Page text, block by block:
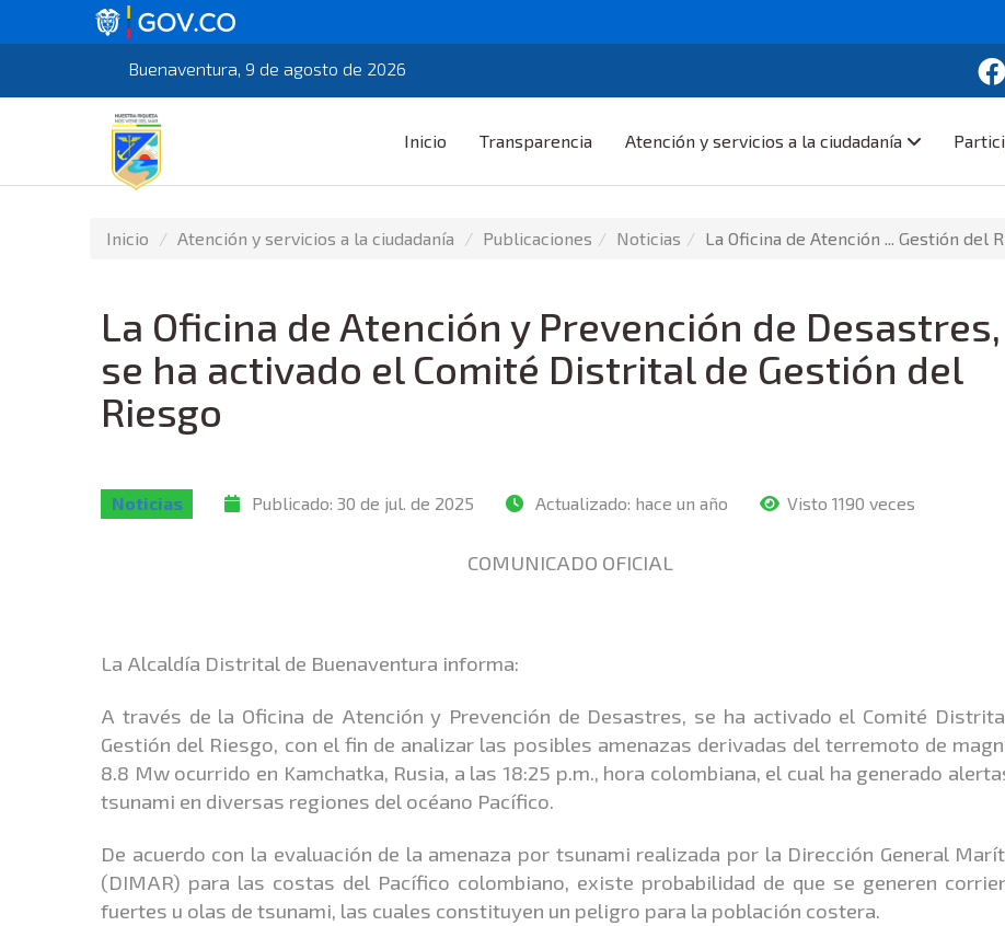
Buenaventura, 9 de agosto de 2026
Inicio Transparencia Atención y servicios a la ciudadanía
Inicio Atención y servicios a la ciudadanía Publicaciones Noticias La Oficina de Atención ... Gestión del
La Oficina de Atención y Prevención de Desastres,
se ha activado el Comité Distrital de Gestión del
Riesgo
Noticias Publicado:30 de jul. de 2025 Actualizado: hace un año Visto 1190 veces
COMUNICADO OFICIAL
La Alcaldía Distrital de Buenaventura informa:
A través de la Oficina de Atención y Prevención de Desastres, se ha activado el Comité
Gestión del Riesgo, con el fin de analizar las posibles amenazas derivadas del terremoto de
8.8 Mw ocurrido en Kamchatka, Rusia, a las 18:25 p.m., hora colombiana, el cual ha generado
tsunami en diversas regiones del océano Pacífico.
De acuerdo con la evaluación de la amenaza por tsunami realizada por la Dirección General
(DIMAR) para las costas del Pacífico colombiano, existe probabilidad de que se generen
fuertes u olas de tsunami, las cuales constituyen un peligro para la población costera.